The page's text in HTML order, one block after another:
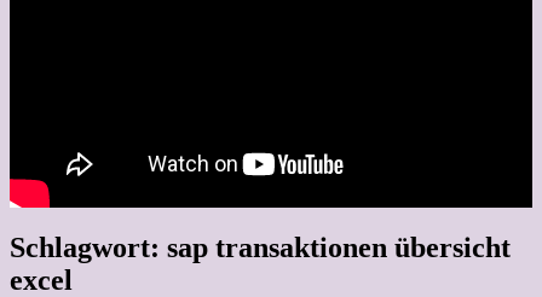
Schlagwort: sap transaktionen übersicht
excel